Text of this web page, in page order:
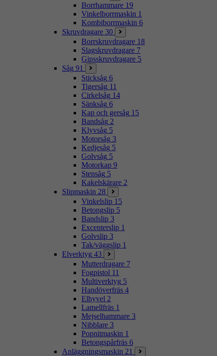
Borrhammare 19
Vinkelborrmaskin 1
Kombiborrmaskin 6
Skruvdragare 30
Borrskruvdragare 18
Slagskruvdragare 7
Gipsskruvdragare 5
Såg 91
Sticksåg 6
Tigersåg 11
Cirkelsåg 14
Sänksåg 6
Kap och gersåg 15
Bandsåg 2
Klyvsåg 5
Motorsåg 3
Kedjesåg 5
Golvsåg 5
Motorkap 9
Stensåg 5
Kakelskärare 2
Slipmaskin 28
Vinkelslip 15
Betongslip 5
Bandslip 3
Excenterslip 1
Golvslip 3
Tak/väggslip 1
Elverktyg 43
Mutterdragare 7
Fogpistol 11
Multiverktyg 5
Handöverfräs 4
Elhyvel 2
Lamellfräs 1
Mejselhammare 3
Nibblare 3
Popnitmaskin 1
Betongspårfräs 6
Anläggningsmaskin 21